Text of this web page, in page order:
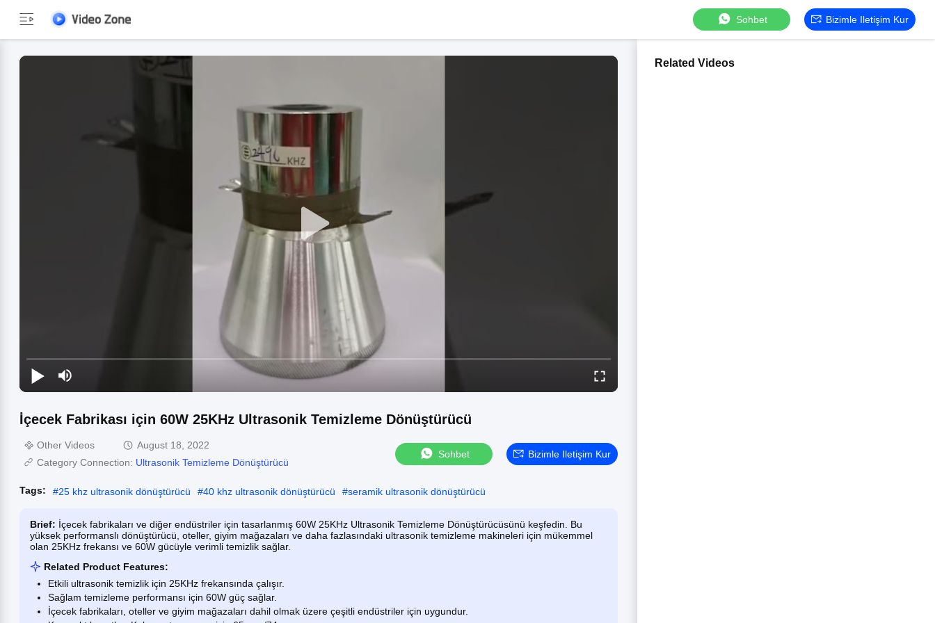
Sohbet Bizimle Iletişim Kur
İçecek Fabrikası için 60W 25KHz Ultrasonik Temizleme Dönüştürücü
Other Videos
August 18, 2022
Category Connection: Ultrasonik Temizleme Dönüştürücü
Sohbet Bizimle Iletişim Kur
Tags: #25 khz ultrasonik dönüştürücü #40 khz ultrasonik dönüştürücü #seramik ultrasonik dönüştürücü
Brief: İçecek fabrikaları ve diğer endüstriler için tasarlanmış 60W 25KHz Ultrasonik Temizleme Dönüştürücüsünü keşfedin. Bu
yüksek performanslı dönüştürücü, oteller, giyim mağazaları ve daha fazlasındaki ultrasonik temizleme makineleri için mükemmel
olan 25KHz frekansı ve 60W gücüyle verimli temizlik sağlar.
Related Product Features:
Etkili ultrasonik temizlik için 25KHz frekansında çalışır.
Sağlam temizleme performansı için 60W güç sağlar.
İçecek fabrikaları, oteller ve giyim mağazaları dahil olmak üzere çeşitli endüstriler için uygundur.
Related Videos